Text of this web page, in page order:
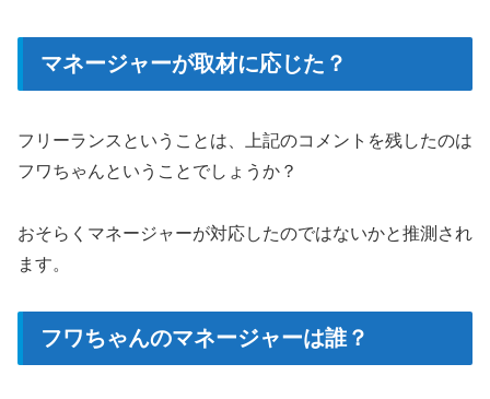
マネージャーが取材に応じた？
フリーランスということは、上記のコメントを残したのは
フワちゃんということでしょうか？
おそらくマネージャーが対応したのではないかと推測され
ます。
フワちゃんのマネージャーは誰？